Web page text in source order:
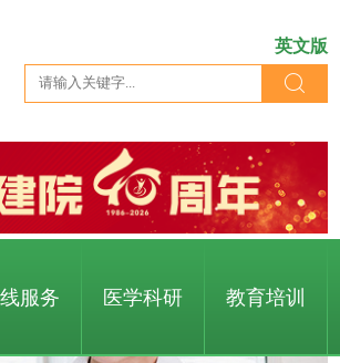
英文版
服务 医学科研 教育培训